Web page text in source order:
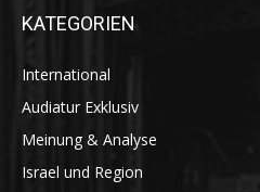
KATEGORIEN
International
Audiatur Exklusiv
Meinung & Analyse
Israel und Region